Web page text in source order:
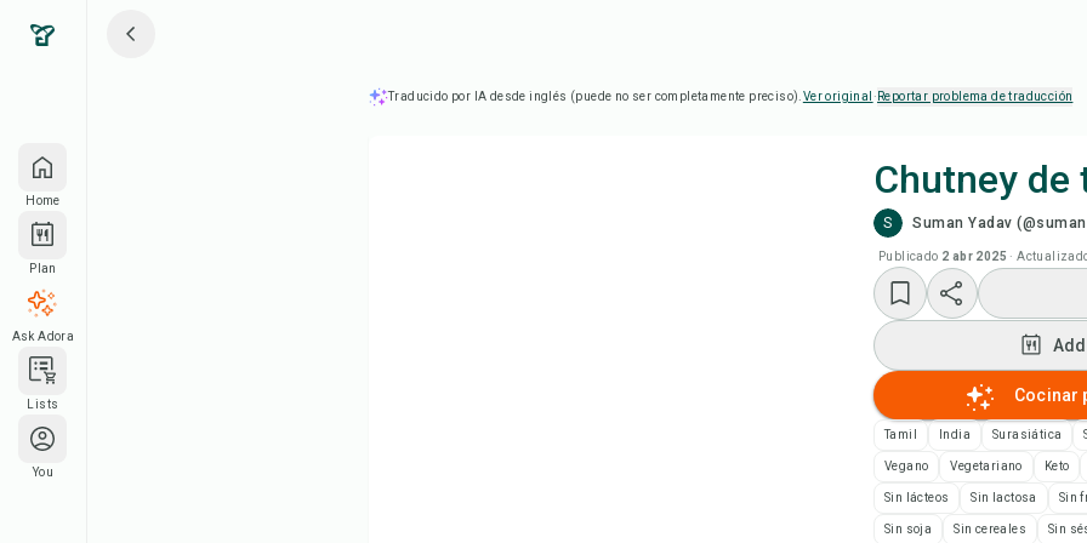
Home
Plan
Ask Adora
Lists
You
Traducido por IA desde inglés (puede no ser completamente preciso). Ver original · Reportar problema de traducción
Chutney de
S Suman Yadav
Publicado 2 abr 2025 ·
Cocinar
Tamil India Surasiática
Vegano Vegetariano Keto
Sin lácteos Sin lactosa Sin
Sin soja Sin cereales
Sin